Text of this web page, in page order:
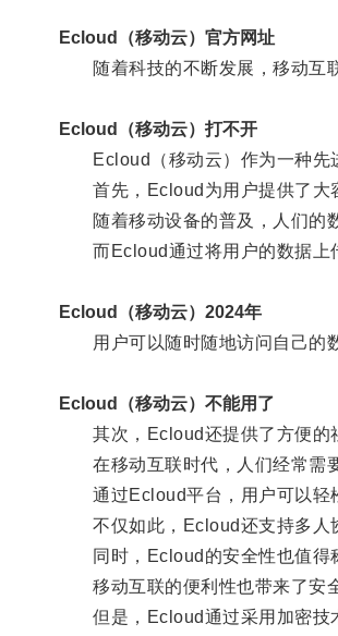
Ecloud（移动云）官方网址
随着科技的不断发展，移动互联
Ecloud（移动云）打不开
Ecloud（移动云）作为一种先进
首先，Ecloud为用户提供了大
随着移动设备的普及，人们的数
而Ecloud通过将用户的数据上传
Ecloud（移动云）2024年
用户可以随时随地访问自己的数
Ecloud（移动云）不能用了
其次，Ecloud还提供了方便的
在移动互联时代，人们经常需要
通过Ecloud平台，用户可以轻
不仅如此，Ecloud还支持多人协
同时，Ecloud的安全性也值得
移动互联的便利性也带来了安全
但是，Ecloud通过采用加密技术